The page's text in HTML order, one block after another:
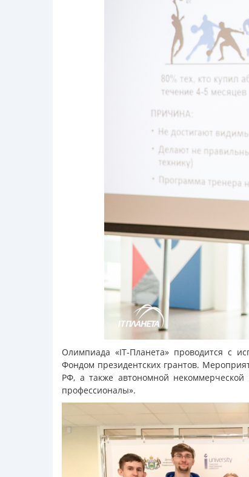
Олимпиада «IT-Планета» проводится с
Фондом президентских грантов.
РФ, а также автономной
профессионалы».